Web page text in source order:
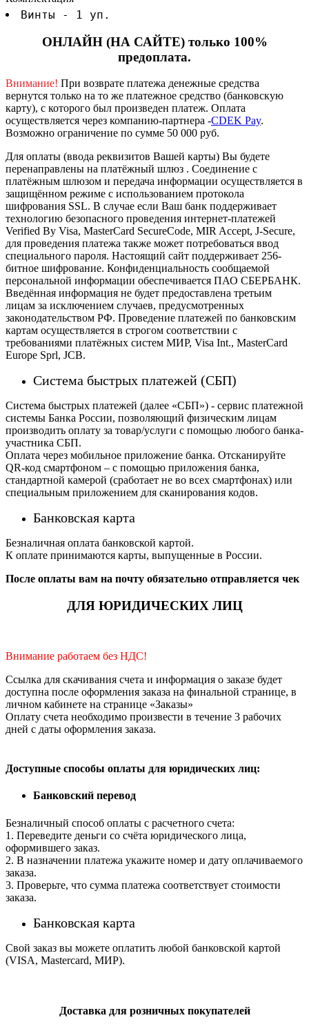
Винты - 1 уп.
ОНЛАЙН (НА САЙТЕ) только 100%
предоплата.
Внимание! При возврате платежа денежные средства
вернутся только на то же платежное средство (банковскую
карту), с которого был произведен платеж. Оплата
осуществляется через компанию-партнера -CDEK Pay.
Возможно ограничение по сумме 50 000 руб.
Для оплаты (ввода реквизитов Вашей карты) Вы будете
перенаправлены на платёжный шлюз . Соединение с
платёжным шлюзом и передача информации осуществляется в
защищённом режиме с использованием протокола
шифрования SSL. В случае если Ваш банк поддерживает
технологию безопасного проведения интернет-платежей
Verified By Visa, MasterCard SecureCode, MIR Accept, J-Secure,
для проведения платежа также может потребоваться ввод
специального пароля. Настоящий сайт поддерживает 256-
битное шифрование. Конфиденциальность сообщаемой
персональной информации обеспечивается ПАО СБЕРБАНК.
Введённая информация не будет предоставлена третьим
лицам за исключением случаев, предусмотренных
законодательством РФ. Проведение платежей по банковским
картам осуществляется в строгом соответствии с
требованиями платёжных систем МИР, Visa Int., MasterCard
Europe Sprl, JCB.
Система быстрых платежей (СБП)
Система быстрых платежей (далее «СБП») - сервис платежной
системы Банка России, позволяющий физическим лицам
производить оплату за товар/услуги с помощью любого банка-
участника СБП.
Оплата через мобильное приложение банка. Отсканируйте
QR-код смартфоном – с помощью приложения банка,
стандартной камерой (сработает не во всех смартфонах) или
специальным приложением для сканирования кодов.
Банковская карта
Безналичная оплата банковской картой.
К оплате принимаются карты, выпущенные в России.
После оплаты вам на почту обязательно отправляется чек
ДЛЯ ЮРИДИЧЕСКИХ ЛИЦ
Внимание работаем без НДС!
Ссылка для скачивания счета и информация о заказе будет
доступна после оформления заказа на финальной странице, в
личном кабинете на странице «Заказы»
Оплату счета необходимо произвести в течение 3 рабочих
дней с даты оформления заказа.
Доступные способы оплаты для юридических лиц:
Банковский перевод
Безналичный способ оплаты с расчетного счета:
1. Переведите деньги со счёта юридического лица,
оформившего заказ.
2. В назначении платежа укажите номер и дату оплачиваемого
заказа.
3. Проверьте, что сумма платежа соответствует стоимости
заказа.
Банковская карта
Свой заказ вы можете оплатить любой банковской картой
(VISA, Mastercard, МИР).
Доставка для розничных покупателей